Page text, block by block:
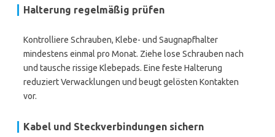
Halterung regelmäßig prüfen
Kontrolliere Schrauben, Klebe- und Saugnapfhalter
mindestens einmal pro Monat. Ziehe lose Schrauben nach
und tausche rissige Klebepads. Eine feste Halterung
reduziert Verwacklungen und beugt gelösten Kontakten
vor.
Kabel und Steckverbindungen sichern